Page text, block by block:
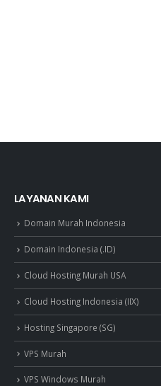
LAYANAN KAMI
Domain Murah Indonesia
Domain Indonesia (.ID)
Cloud Hosting Murah USA
Cloud Hosting Indonesia (IIX)
Hosting Singapore (SG)
VPS Murah
VPS Windows Murah